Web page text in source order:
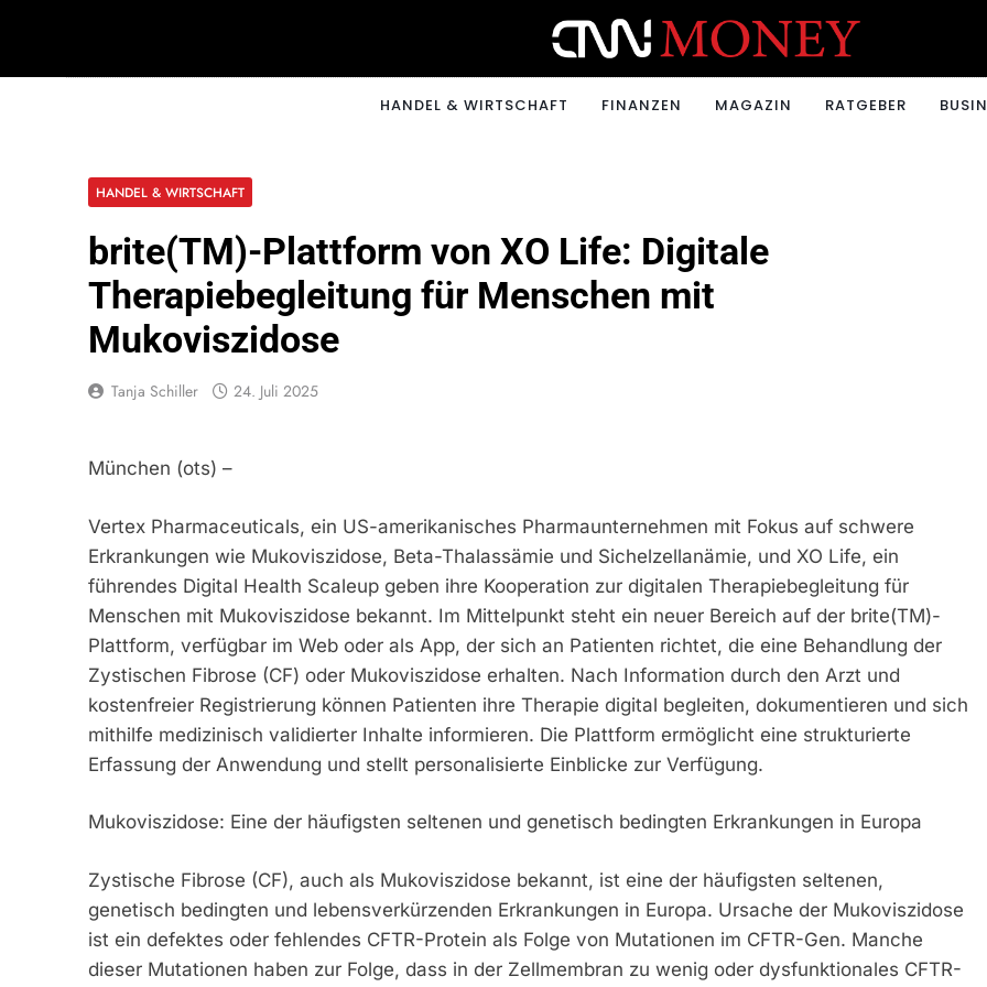
CNNMONEY.CH
HANDEL & WIRTSCHAFT FINANZEN MAGAZIN RATGEBER
HANDEL & WIRTSCHAFT
brite(TM)-Plattform von XO Life: Digitale
Therapiebegleitung für Menschen mit
Mukoviszidose
Tanja Schiller 24. Juli 2025
München (ots) –
Vertex Pharmaceuticals, ein US-amerikanisches Pharmaunternehmen mit Fokus auf schwere
Erkrankungen wie Mukoviszidose, Beta-Thalassämie und Sichelzellanämie, und XO Life, ein
führendes Digital Health Scaleup geben ihre Kooperation zur digitalen Therapiebegleitung für
Menschen mit Mukoviszidose bekannt. Im Mittelpunkt steht ein neuer Bereich auf der brite(TM)-
Plattform, verfügbar im Web oder als App, der sich an Patienten richtet, die eine Behandlung der
Zystischen Fibrose (CF) oder Mukoviszidose erhalten. Nach Information durch den Arzt und
kostenfreier Registrierung können Patienten ihre Therapie digital begleiten, dokumentieren und sich
mithilfe medizinisch validierter Inhalte informieren. Die Plattform ermöglicht eine strukturierte
Erfassung der Anwendung und stellt personalisierte Einblicke zur Verfügung.
Mukoviszidose: Eine der häufigsten seltenen und genetisch bedingten Erkrankungen in Europa
Zystische Fibrose (CF), auch als Mukoviszidose bekannt, ist eine der häufigsten seltenen,
genetisch bedingten und lebensverkürzenden Erkrankungen in Europa. Ursache der Mukoviszidose
ist ein defektes oder fehlendes CFTR-Protein als Folge von Mutationen im CFTR-Gen. Manche
dieser Mutationen haben zur Folge, dass in der Zellmembran zu wenig oder dysfunktionales CFTR-